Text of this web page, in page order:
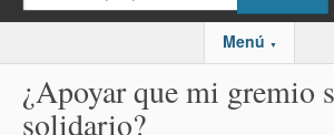
Menú ▼
¿Apoyar que mi gremio
solidario?